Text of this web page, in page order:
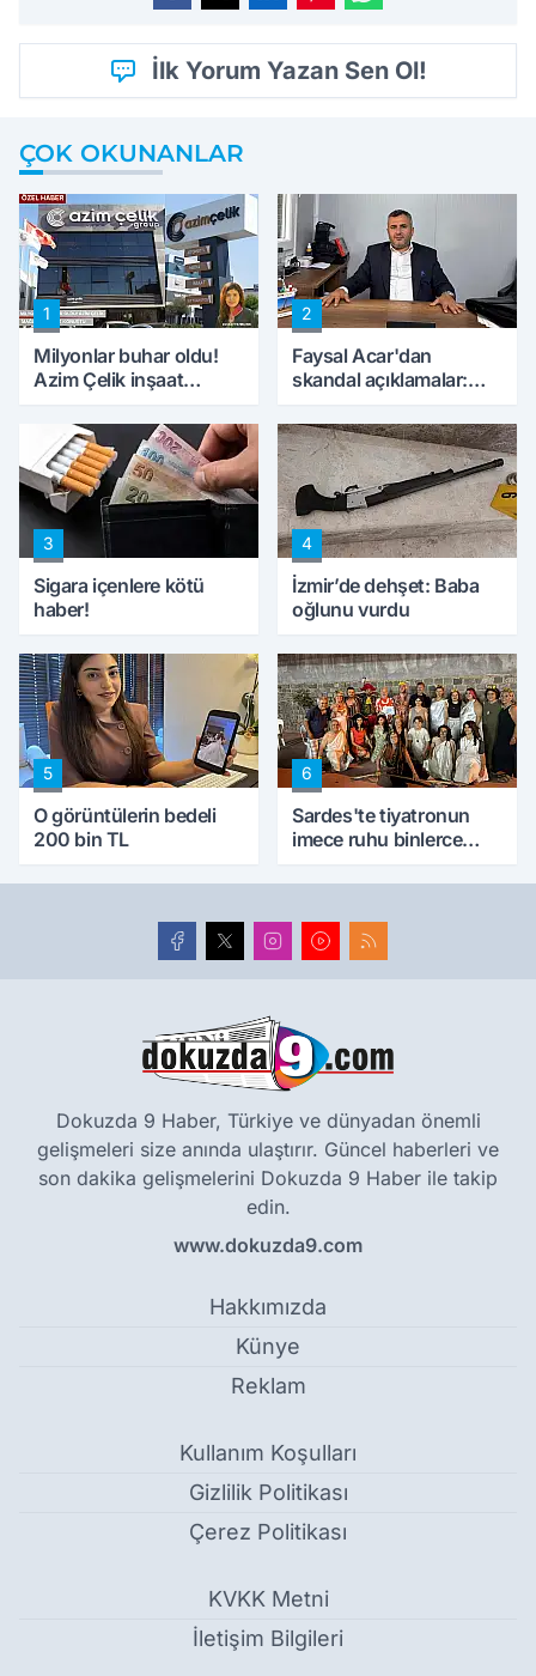
İlk Yorum Yazan Sen Ol!
ÇOK OKUNANLAR
1
Milyonlar buhar oldu!
Azim Çelik inşaat
konuştu
2
Faysal Acar'dan
skandal açıklamalar:
peynircilerimizi de
kıskaca aldı, müdahale
ettik'
3
Sigara içenlere kötü
haber!
4
İzmir’de dehşet: Baba
oğlunu vurdu
5
O görüntülerin bedeli
200 bin TL
6
Sardes'te tiyatronun
imece ruhu binlerce
Dokuzda 9 Haber, Türkiye ve dünyadan önemli
gelişmeleri size anında ulaştırır. Güncel haberleri ve
son dakika gelişmelerini Dokuzda 9 Haber ile takip
edin.
www.dokuzda9.com
Hakkımızda
Künye
Reklam
Kullanım Koşulları
Gizlilik Politikası
Çerez Politikası
KVKK Metni
İletişim Bilgileri